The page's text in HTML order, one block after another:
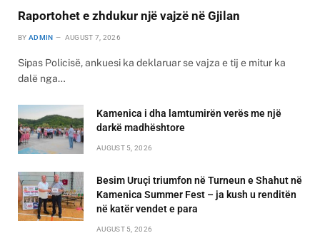
Raportohet e zhdukur një vajzë në Gjilan
BY ADMIN AUGUST 7, 2026
Sipas Policisë, ankuesi ka deklaruar se vajza e tij e mitur ka
dalë nga…
Kamenica i dha lamtumirën verës me një
darkë madhështore
AUGUST 5, 2026
Besim Uruçi triumfon në Turneun e Shahut në
Kamenica Summer Fest – ja kush u renditën
në katër vendet e para
AUGUST 5, 2026